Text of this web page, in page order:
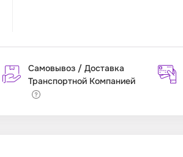
Самовывоз / Доставка
Транспортной Компанией